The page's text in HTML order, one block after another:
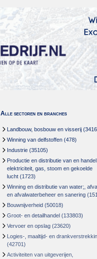
Alle sectoren en branches
Landbouw, bosbouw en visserij
Winning van delfstoffen (478)
Industrie (35105)
Productie en distributie van en
elektriciteit, gas, stoom en gekoelde
lucht (1723)
Winning en distributie van water;,
en afvalwaterbeheer en sanering
Bouwnijverheid (50018)
Groot- en detailhandel (133803)
Vervoer en opslag (23620)
Logies-, maaltijd- en
(42701)
Activiteiten van uitgeverijen,